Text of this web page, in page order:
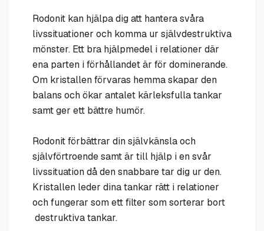
Rodonit kan hjälpa dig att hantera svåra
livssituationer och komma ur självdestruktiva
mönster. Ett bra hjälpmedel i relationer där
ena parten i förhållandet är för dominerande.
Om kristallen förvaras hemma skapar den
balans och ökar antalet kärleksfulla tankar
samt ger ett bättre humör.
Rodonit förbättrar din självkänsla och
självförtroende samt är till hjälp i en svår
livssituation då den snabbare tar dig ur den.
Kristallen leder dina tankar rätt i relationer
och fungerar som ett filter som sorterar bort
destruktiva tankar.